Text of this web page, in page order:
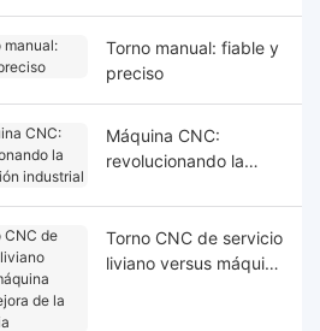
Torno manual: fiable y
preciso
Máquina CNC:
revolucionando la
Torno CNC de servicio
liviano versus máquina